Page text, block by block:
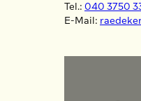
Tel.: 040 3750
E-Mail: